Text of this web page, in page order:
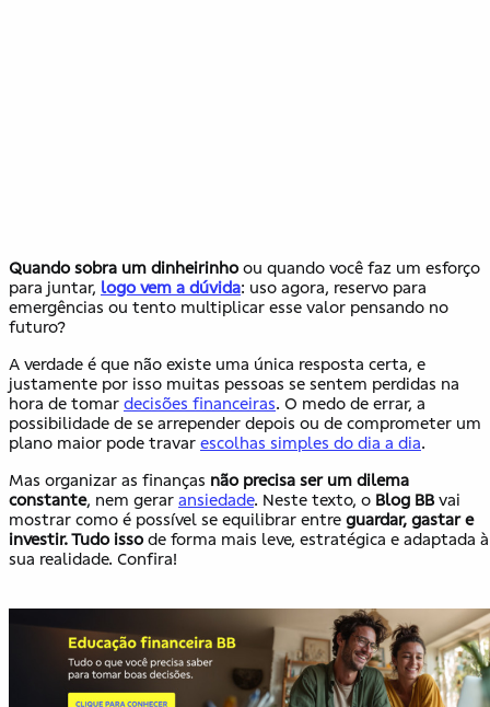
Quando sobra um dinheirinhoou quando você faz um esforço
para juntar, logo vem a dúvida: uso agora, reservo para
emergências ou tento multiplicar esse valor pensando no
futuro?
A verdade é que não existe uma única resposta certa, e
justamente por isso muitas pessoas se sentem perdidas na
hora de tomar decisões financeiras. O medo de errar, a
possibilidade de se arrepender depois ou de comprometer um
plano maior pode travar escolhas simples do dia a dia.
Mas organizar as finanças não precisa ser um dilema
constante, nem gerar ansiedade. Neste texto, o Blog BBvai
mostrar como é possível se equilibrar entre guardar, gastar e
investir. Tudo issode forma mais leve, estratégica e adaptada à
sua realidade. Confira!